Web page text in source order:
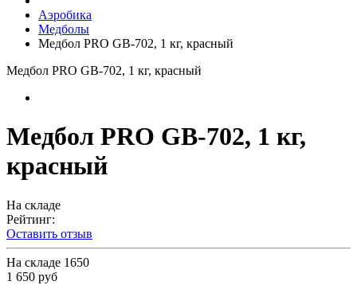
Аэробика
Медболы
Медбол PRO GB-702, 1 кг, красный
Медбол PRO GB-702, 1 кг, красный
Медбол PRO GB-702, 1 кг,
красный
На складе
Рейтинг:
Оставить отзыв
На складе 1650
1 650 руб